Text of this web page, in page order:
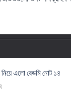
নিয়ে এলো রেডমি নোট ১৪